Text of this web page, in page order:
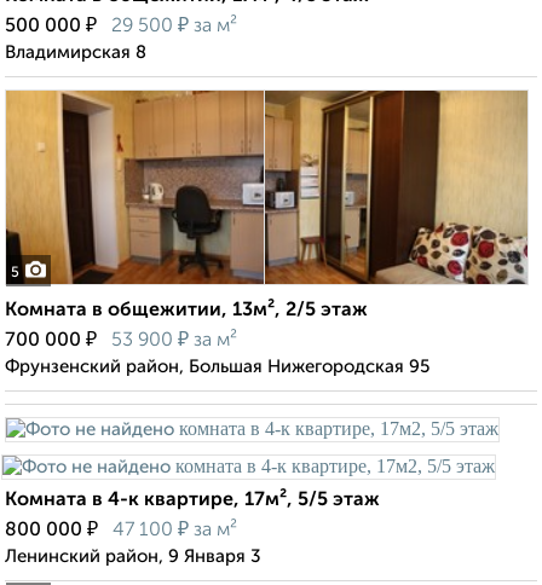
500 000 ₽ 29 500 ₽ за м²
Владимирская 8
5
Комната в общежитии, 13м², 2/5 этаж
700 000 ₽ 53 900 ₽ за м²
Фрунзенский район, Большая Нижегородская 95
Комната в 4-к квартире, 17м², 5/5 этаж
800 000 ₽ 47 100 ₽ за м²
Ленинский район, 9 Января 3